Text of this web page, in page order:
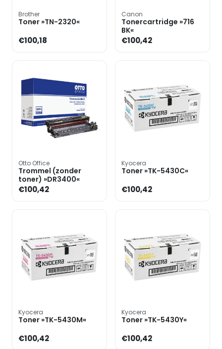
Brother
Toner »TN-2320«
€100,18
Canon
Tonercartridge »716
BK«
€100,42
Otto Office
Trommel (zonder
toner) »DR3400«
€100,42
Kyocera
Toner »TK-5430C«
€100,42
Kyocera
Toner »TK-5430M«
€100,42
Kyocera
Toner »TK-5430Y«
€100,42